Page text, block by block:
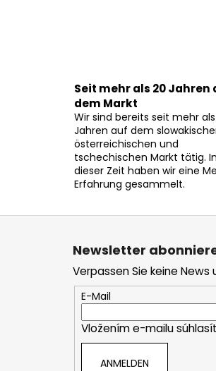
Seit mehr als 20 Jahren
dem Markt
Wir sind bereits seit mehr
Jahren auf dem
österreichischen und
tschechischen Markt tätig. In
dieser Zeit haben wir eine
Erfahrung gesammelt.
F
Newsletter
Verpassen Sie keine
E-Mail
Vložením e-mailu
ANMELDEN